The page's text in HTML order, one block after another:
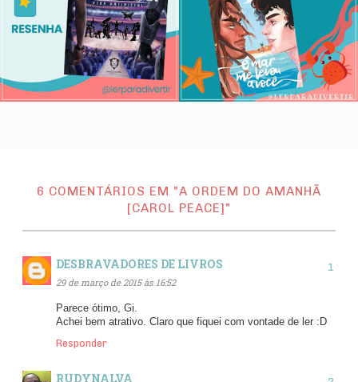
6 COMENTÁRIOS EM "A ORDEM DO AMANHÃ
[CAROL PEACE]"
DESBRAVADORES DE LIVROS
29 de março de 2015 às 16:52
Parece ótimo, Gi.
Achei bem atrativo. Claro que fiquei com vontade de ler :D
Responder
RUDYNALVA